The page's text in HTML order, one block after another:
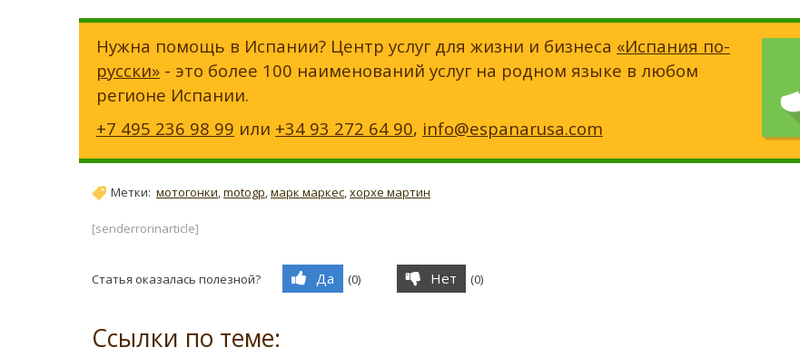
Нужна помощь в Испании? Центр услуг для жизни и бизнеса «Испания по-
русски» - это более 100 наименований услуг на родном языке в любом
регионе Испании.
+7 495 236 98 99 или +34 93 272 64 90, info@espanarusa.com
Метки: мотогонки,motogp,марк маркес,хорхе мартин
[senderrorinarticle]
Статья оказалась полезной? Да (0) Нет (0)
Ссылки по теме: